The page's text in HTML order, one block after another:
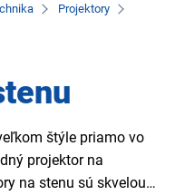
Projektory
štýle priamo vo
projektor na
na stenu sú skvelou